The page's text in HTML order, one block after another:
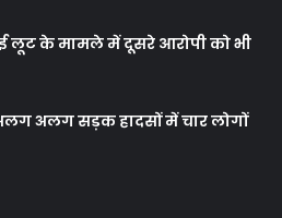
लूट के मामले में दूसरे आरोपी को भी
अलग सड़क हादसों में चार लोगों